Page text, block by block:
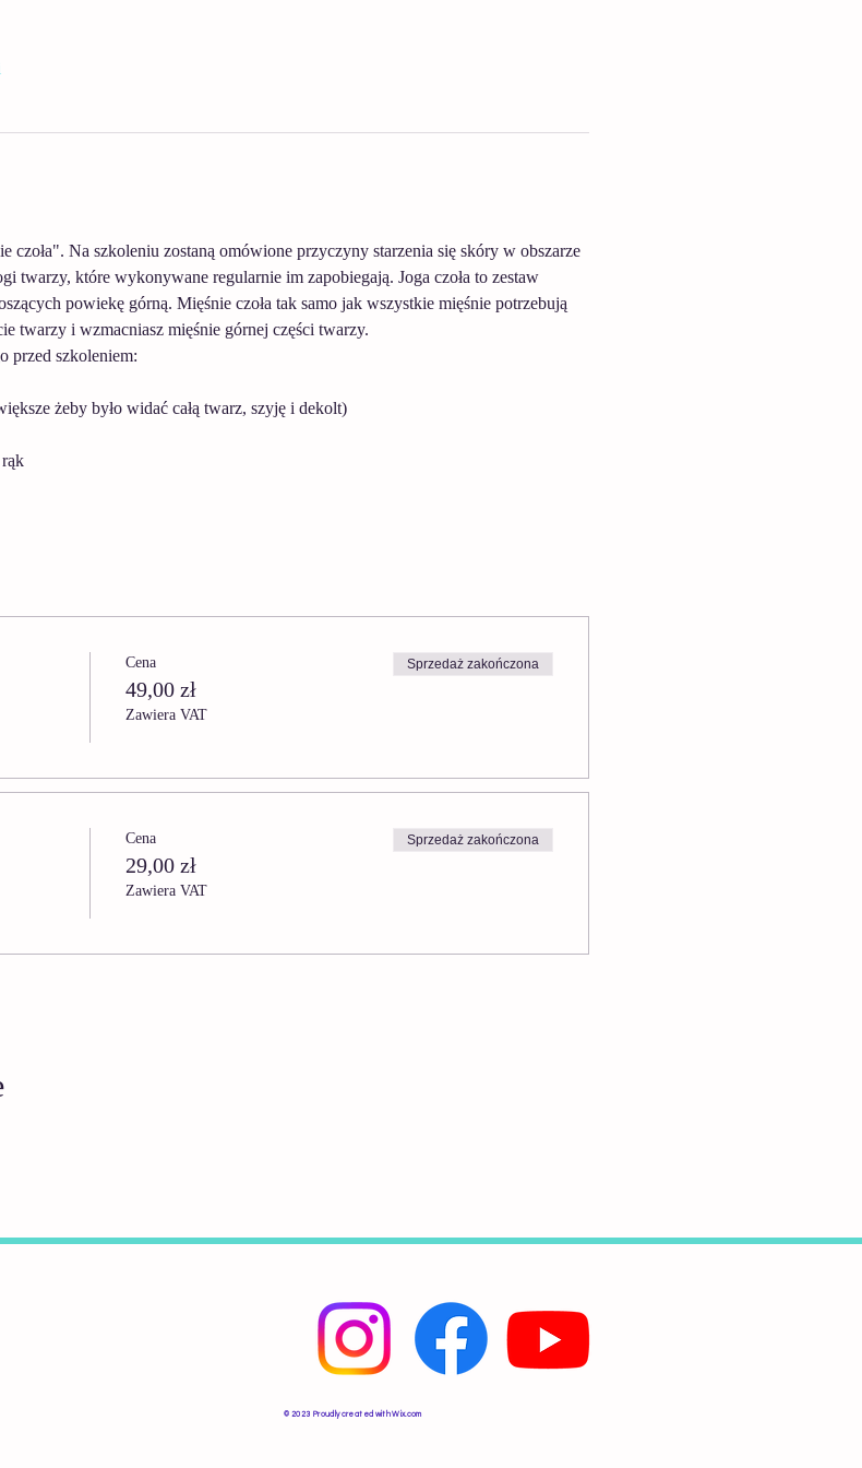
czoła". Na szkoleniu zostaną omówione przyczyny starzenia się skóry w obszarze
twarzy, które wykonywane regularnie im zapobiegają. Joga czoła to zestaw
powiekę górną. Mięśnie czoła tak samo jak wszystkie mięśnie potrzebują
twarzy i wzmacniasz mięśnie górnej części twarzy.
przed szkoleniem:
żeby było widać całą twarz, szyję i dekolt)
Cena
49,00 zł
Zawiera VAT
Sprzedaż zakończona
Cena
29,00 zł
Zawiera VAT
Sprzedaż zakończona
​© 2023 Proudly created withWix.com